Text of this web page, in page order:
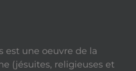
est une oeuvre de la
(jésuites, religieuses et